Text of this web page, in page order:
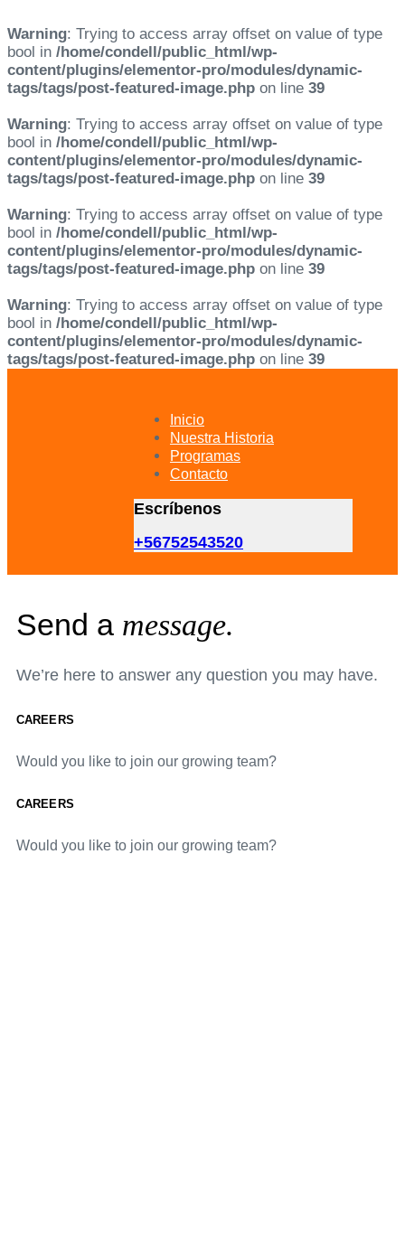
Warning: Trying to access array offset on value of type
bool in /home/condell/public_html/wp-
content/plugins/elementor-pro/modules/dynamic-
tags/tags/post-featured-image.php on line 39
Warning: Trying to access array offset on value of type
bool in /home/condell/public_html/wp-
content/plugins/elementor-pro/modules/dynamic-
tags/tags/post-featured-image.php on line 39
Warning: Trying to access array offset on value of type
bool in /home/condell/public_html/wp-
content/plugins/elementor-pro/modules/dynamic-
tags/tags/post-featured-image.php on line 39
Warning: Trying to access array offset on value of type
bool in /home/condell/public_html/wp-
content/plugins/elementor-pro/modules/dynamic-
tags/tags/post-featured-image.php on line 39
Inicio
Nuestra Historia
Programas
Contacto
Escríbenos
+56752543520
Send a message.
We’re here to answer any question you may have.
CAREERS
Would you like to join our growing team?
CAREERS
Would you like to join our growing team?